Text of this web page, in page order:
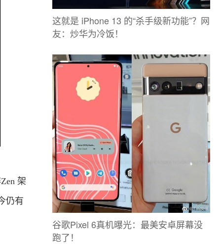
架
仍有
这就是 iPhone 13 的“杀手级新功能”？网
友：炒华为冷饭！
谷歌Pixel 6真机曝光：最美安卓屏幕没
跑了！